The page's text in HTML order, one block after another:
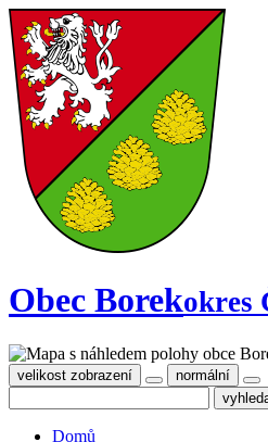
Obec Borekokres
velikost zobrazení normální
Domů